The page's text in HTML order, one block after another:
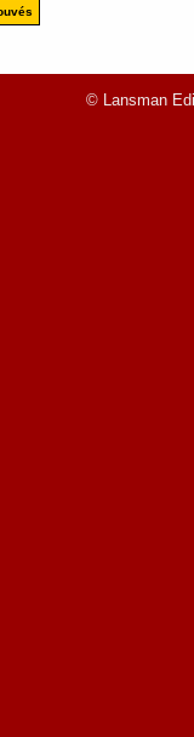
© Lansman